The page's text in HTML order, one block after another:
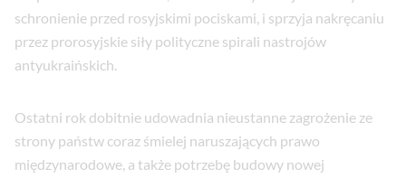
schronienie przed rosyjskimi pociskami, i sprzyja nakręcaniu
przez prorosyjskie siły polityczne spirali nastrojów
antyukraińskich.
Ostatni rok dobitnie udowadnia nieustanne zagrożenie ze
strony państw coraz śmielej naruszających prawo
międzynarodowe, a także potrzebę budowy nowej